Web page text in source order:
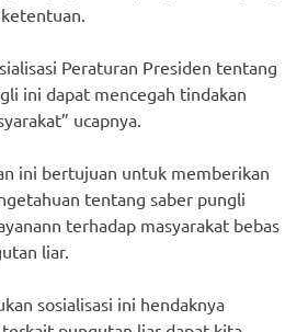
Peraturan Presiden tentang
ini dapat mencegah tindakan
ucapnya.
ini bertujuan untuk memberikan
tentang saber pungli
terhadap masyarakat bebas
liar.
sosialisasi ini hendaknya